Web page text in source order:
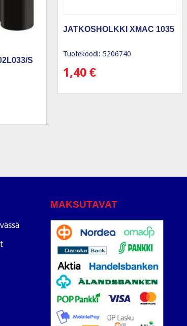
S
JATKOSHOLKKI XMAC 1035
Tuotekoodi: 5206740
1,40 €
MAKSUTAVAT